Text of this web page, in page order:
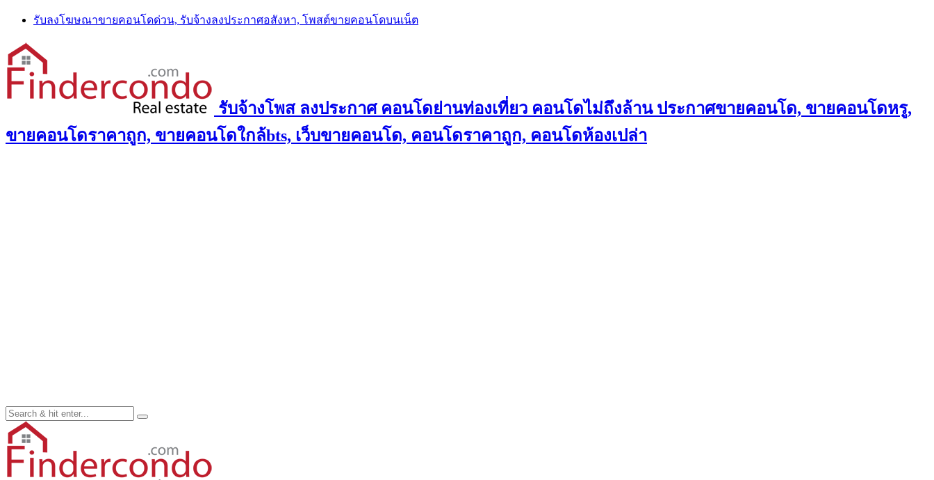
Skip
content
รับลงโฆษณาขายคอนโดด่วน, รับจ้างลงประกาศอสังหา, โพสต์ขายคอนโดบนเน็ต
รับจ้างโพส ลงประกาศ คอนโดย่านท่องเที่ยว คอนโดไม่ถึงล้าน ประกาศขายคอนโด, ขายคอนโดหรู,
ขายคอนโดราคาถูก, ขายคอนโดใกล้bts, เว็บขายคอนโด, คอนโดราคาถูก, คอนโดห้องเปล่า